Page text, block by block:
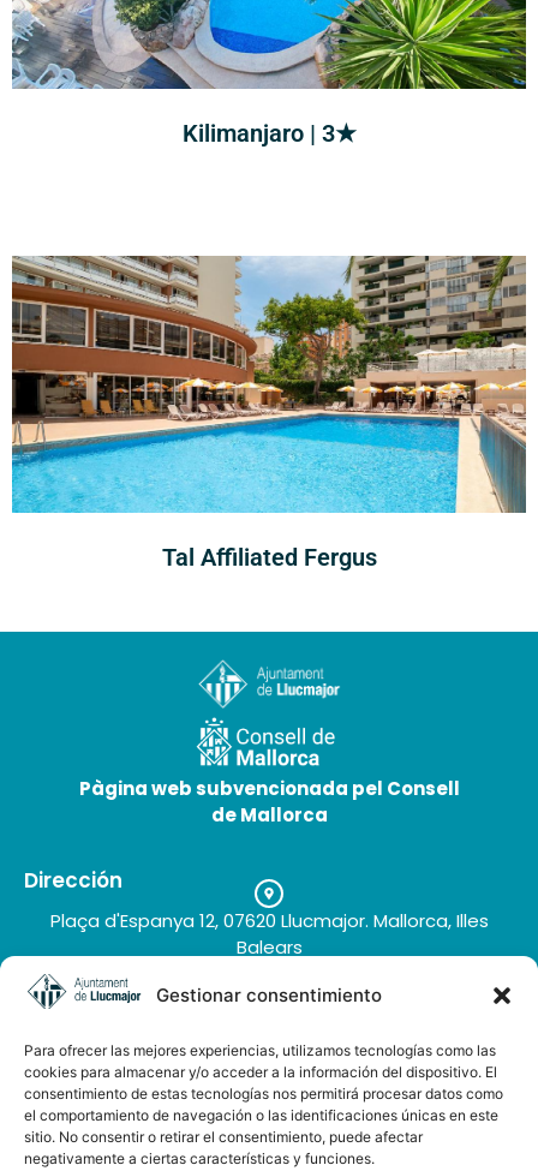
Gestionar consentimiento
Para ofrecer las mejores experiencias, utilizamos tecnologías como las
cookies para almacenar y/o acceder a la información del dispositivo. El
consentimiento de estas tecnologías nos permitirá procesar datos como
el comportamiento de navegación o las identificaciones únicas en este
sitio. No consentir o retirar el consentimiento, puede afectar
negativamente a ciertas características y funciones.
Kilimanjaro | 3★
Tal Affiliated Fergus
Son Vidal
Pàgina web subvencionada pel Consell
de Mallorca
Dirección
Plaça d'Espanya 12, 07620 Llucmajor. Mallorca, Illes
Balears
Teléfono
+34 971 66 91 62
turisme@llucmajor.org
Galería de imágenes